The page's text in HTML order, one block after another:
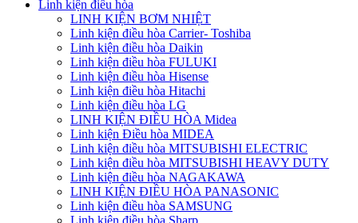
Linh kiện điều hòa
LINH KIỆN BƠM NHIỆT
Linh kiện điều hòa Carrier- Toshiba
Linh kiện điều hòa Daikin
Linh kiện điều hòa FULUKI
Linh kiện điều hòa Hisense
Linh kiện điều hòa Hitachi
Linh kiện điều hòa LG
LINH KIỆN ĐIỀU HÒA Midea
Linh kiện Điều hòa MIDEA
Linh kiện điều hòa MITSUBISHI ELECTRIC
Linh kiện điều hòa MITSUBISHI HEAVY DUTY
Linh kiện điều hòa NAGAKAWA
LINH KIỆN ĐIỀU HÒA PANASONIC
Linh kiện điều hòa SAMSUNG
Linh kiện điều hòa Sharp